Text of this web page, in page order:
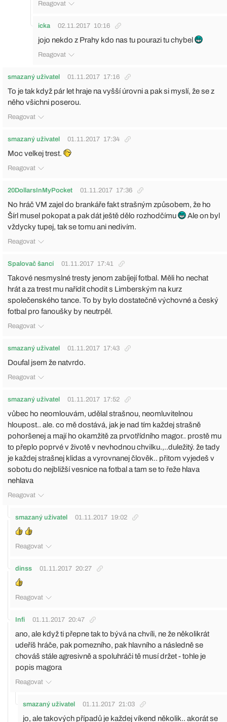
Reagovat
icka 02.11.2017 10:16
jojo nekdo z Prahy kdo nas tu pourazi tu chybel
Reagovat
smazaný uživatel 01.11.2017 17:16
To je tak když pár let hraje na vyšší úrovni a pak si myslí, že se z
něho všichni poserou.
Reagovat
smazaný uživatel 01.11.2017 17:34
Moc velkej trest.
Reagovat
20DollarsInMyPocket 01.11.2017 17:36
No hráč VM zajel do brankáře fakt strašným způsobem, že ho
Šírl musel pokopat a pak dát ještě dělo rozhodčímu
Ale on byl
vždycky tupej, tak se tomu ani nedivím.
Reagovat
Spalovač šancí 01.11.2017 17:41
Takové nesmyslné tresty jenom zabíjejí fotbal. Měli ho nechat
hrát a za trest mu nařídit chodit s Limberským na kurz
společenského tance. To by bylo dostatečně výchovné a český
fotbal pro fanoušky by neutrpěl.
Reagovat
smazaný uživatel 01.11.2017 17:43
Doufal jsem že natvrdo.
Reagovat
smazaný uživatel 01.11.2017 17:52
vůbec ho neomlouvám, udělal strašnou, neomluvitelnou
hloupost.. ale. co mě dostává, jak je nad tím každej strašně
pohoršenej a mají ho okamžitě za prvotřídního magor.. prostě mu
to přeplo poprvé v životě v nevhodnou chvilku.,..duležitý. že tady
je každej strašnej klidas a vyrovnanej člověk.. přitom vyjedeš v
sobotu do nejbližší vesnice na fotbal a tam se to řeže hlava
nehlava
Reagovat
smazaný uživatel 01.11.2017 19:02
Reagovat
dinss 01.11.2017 20:27
Reagovat
Infi 01.11.2017 20:47
ano, ale když ti přepne tak to bývá na chvíli, ne že několikrát
udeříš hráče, pak pomezního, pak hlavního a následně se
chováš stále agresivně a spoluhráči tě musí držet - tohle je
popis magora
Reagovat
smazaný uživatel 01.11.2017 21:03
jo, ale takových případů je každej víkend několik.. akorát se